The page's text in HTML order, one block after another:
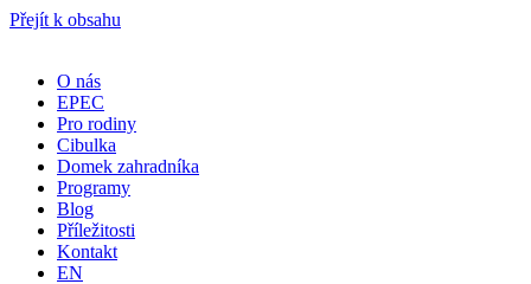
Přejít k obsahu
O nás
EPEC
Pro rodiny
Cibulka
Domek zahradníka
Programy
Blog
Příležitosti
Kontakt
EN